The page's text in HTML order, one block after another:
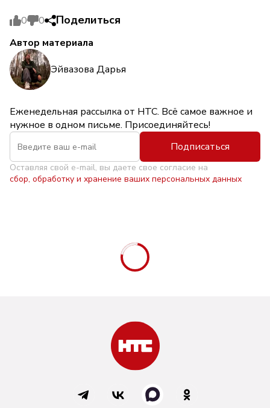
0 0 Поделиться
Автор материала
Эйвазова Дарья
Еженедельная рассылка от НТС. Всё самое важное и
нужное в одном письме. Присоединяйтесь!
Подписаться
Оставляя свой e-mail, вы даете свое согласие на
сбор, обработку и хранение ваших персональных данных